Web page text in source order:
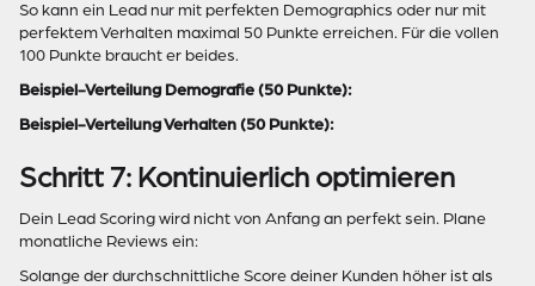
So kann ein Lead nur mit perfekten Demographics oder nur mit
perfektem Verhalten maximal 50 Punkte erreichen. Für die vollen
100 Punkte braucht er beides.
Beispiel-Verteilung Demografie (50 Punkte):
Beispiel-Verteilung Verhalten (50 Punkte):
Schritt 7: Kontinuierlich optimieren
Dein Lead Scoring wird nicht von Anfang an perfekt sein. Plane
monatliche Reviews ein:
Solange der durchschnittliche Score deiner Kunden höher ist als